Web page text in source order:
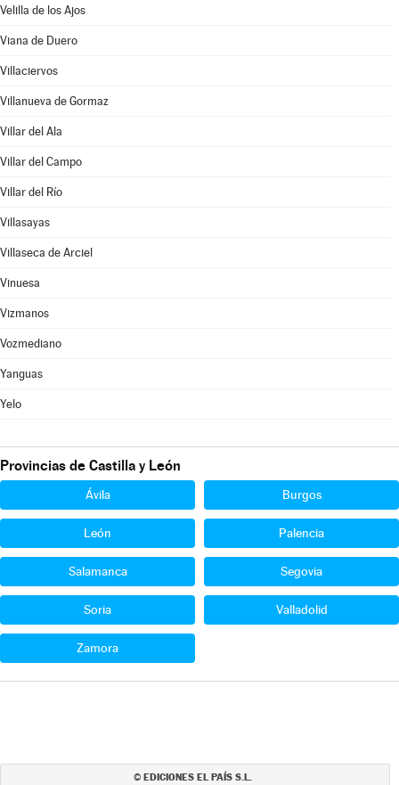
Velilla de los Ajos
Viana de Duero
Villaciervos
Villanueva de Gormaz
Villar del Ala
Villar del Campo
Villar del Río
Villasayas
Villaseca de Arciel
Vinuesa
Vizmanos
Vozmediano
Yanguas
Yelo
Provincias de Castilla y León
Ávila Burgos
León Palencia
Salamanca Segovia
Soria Valladolid
Zamora
© EDICIONES EL PAÍS S.L.